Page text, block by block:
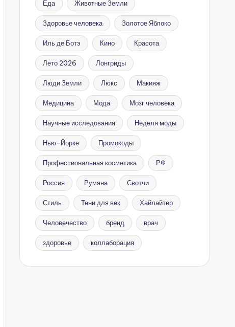
Еда Животные Земли
Здоровье человека Золотое Яблоко
Иль де Ботэ Кино Красота
Лето 2026 Лонгриды
Люди Земли Люкс Макияж
Медицина Мода Мозг человека
Научные исследования Неделя моды
Нью-Йорке Промокоды
Профессиональная косметика РФ
Россия Румяна Свотчи
Стиль Тени для век Хайлайтер
Человечество бренд врач
здоровье коллаборация